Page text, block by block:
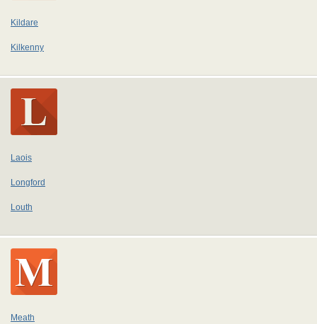
Kildare
Kilkenny
Laois
Longford
Louth
Meath